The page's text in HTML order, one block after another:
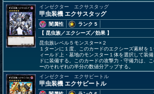
インゼクター エクサスタッグ
甲虫装機 エクサスタッグ
闇属性
ランク 5
【 昆虫族／エクシーズ／効果 】
昆虫族レベル５モンスター×２
１ターンに１度、このカードのエクシーズ素材を
ィールド上・墓地のモンスター１体を選択して装
ドに装備する。このカードの攻撃力・守備力は、
ーのそれぞれの半分の数値分アップする。
インゼクター エクサビートル
甲虫装機 エクサビートル